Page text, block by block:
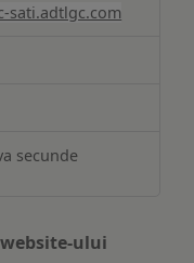
sati.adtlgc.com
secunde
ului